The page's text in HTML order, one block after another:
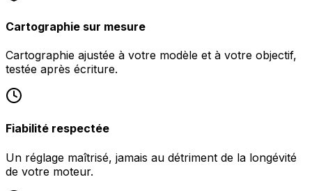
Cartographie sur mesure
Cartographie ajustée à votre modèle et à votre objectif,
testée après écriture.
Fiabilité respectée
Un réglage maîtrisé, jamais au détriment de la longévité
de votre moteur.